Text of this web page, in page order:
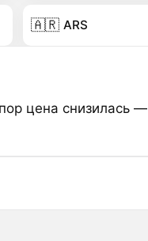
🇦🇷 ARS
цена снизилась —